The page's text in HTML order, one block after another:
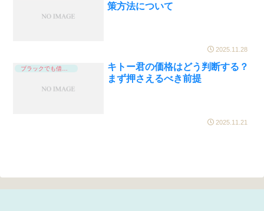
策方法について
2025.11.28
ブラックでも借りれる
キトー君の価格はどう判断する？
まず押さえるべき前提
2025.11.21